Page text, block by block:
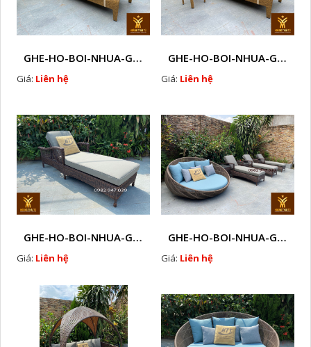
GHE-HO-BOI-NHUA-GIA-MAY-HA-NOI- E14
Giá: Liên hệ
GHE-HO-BOI-NHUA-GIA-MAY-HA-NOI- E13
Giá: Liên hệ
GHE-HO-BOI-NHUA-GIA-MAY-HA-NOI- E10
Giá: Liên hệ
GHE-HO-BOI-NHUA-GIA-MAY-HA-NOI- E8
Giá: Liên hệ